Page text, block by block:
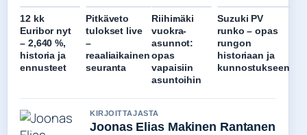
12 kk
Euribor nyt
– 2,640 %,
historia ja
ennusteet
Pitkäveto
tulokset live
–
reaaliaikainen
seuranta
Riihimäki
vuokra-
asunnot:
opas
vapaisiin
asuntoihin
Suzuki PV
runko – opas
rungon
historiaan ja
kunnostukseen
KIRJOITTAJASTA
Joonas Elias Makinen Rantanen